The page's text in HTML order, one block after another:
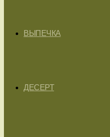
ВЫПЕЧКА
ДЕСЕРТ